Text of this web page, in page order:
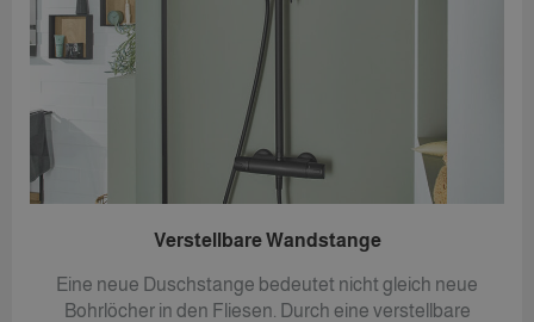
Verstellbare Wandstange
Eine neue Duschstange bedeutet nicht gleich neue
Bohrlöcher in den Fliesen. Durch eine verstellbare